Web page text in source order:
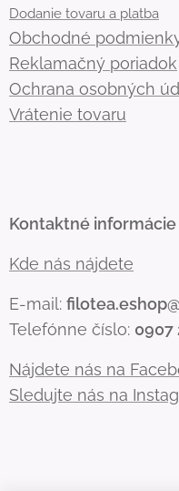
Dodanie tovaru a platba
Obchodné
Reklamačný poriadok
Ochrana osobných
Vrátenie tovaru
Kontaktné informácie
Kde nás nájdete
E-mail:
Telefónne číslo: 0907
Nájdete nás na
Sledujte nás na